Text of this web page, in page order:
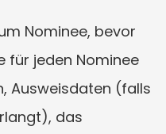
Nominee, bevor
für jeden Nominee
Ausweisdaten (falls
das